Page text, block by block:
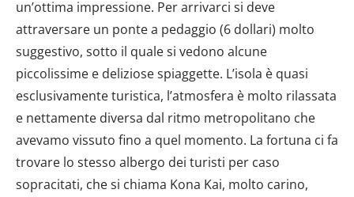
un’ottima impressione. Per arrivarci si deve
attraversare un ponte a pedaggio (6 dollari) molto
suggestivo, sotto il quale si vedono alcune
piccolissime e deliziose spiaggette. L’isola è quasi
esclusivamente turistica, l’atmosfera è molto rilassata
e nettamente diversa dal ritmo metropolitano che
avevamo vissuto fino a quel momento. La fortuna ci fa
trovare lo stesso albergo dei turisti per caso
sopracitati, che si chiama Kona Kai, molto carino,